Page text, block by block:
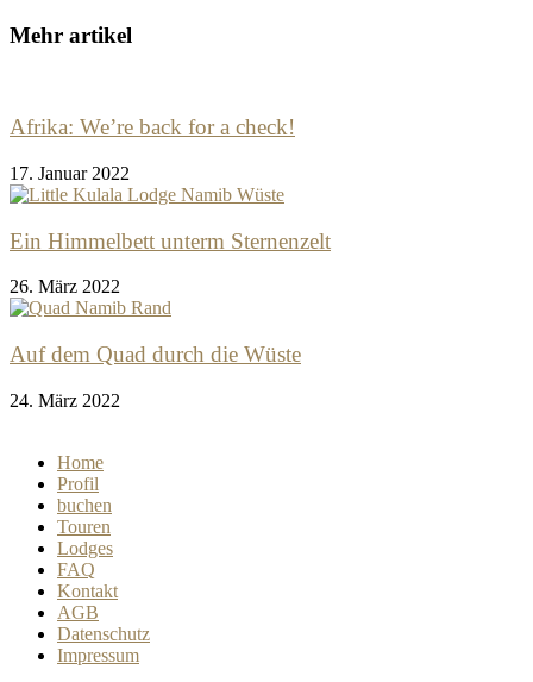
Mehr artikel
Afrika: We’re back for a check!
17. Januar 2022
Ein Himmelbett unterm Sternenzelt
26. März 2022
Auf dem Quad durch die Wüste
24. März 2022
Home
Profil
buchen
Touren
Lodges
FAQ
Kontakt
AGB
Datenschutz
Impressum